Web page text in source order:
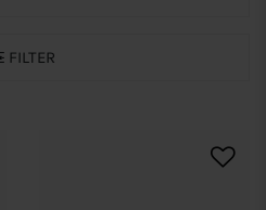
FILTER